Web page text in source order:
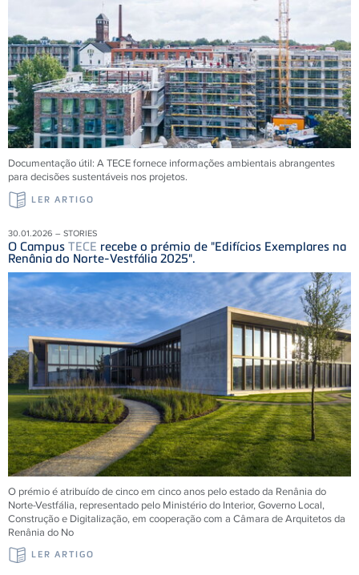
Documentação útil: ATECEfornece informações ambientais abrangentes
para decisões sustentáveis ​​nos projetos.
LER ARTIGO
30.01.2026 – STORIES
O Campus TECE recebe o prémio de "Edifícios Exemplares na
Renânia do Norte-Vestfália 2025".
O prémio é atribuído de cinco em cinco anos pelo estado da Renânia do
Norte-Vestfália, representado pelo Ministério do Interior, Governo Local,
Construção e Digitalização, em cooperação com a Câmara de Arquitetos da
Renânia do No
LER ARTIGO